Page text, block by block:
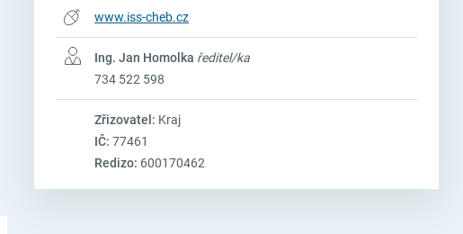
www.iss-cheb.cz
Ing. Jan Homolka ředitel/ka
734 522 598
Zřizovatel: Kraj
IČ: 77461
Redizo: 600170462